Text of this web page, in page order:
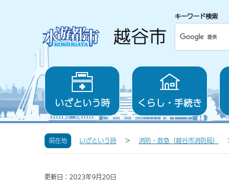
キーワード検索
いざという時 くらし・手続き
現在地 いざという時 消防・救急（越谷市消防局）
更新日：2023年9月20日